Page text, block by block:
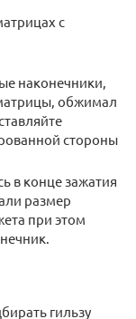
с
наконечники,
обжимал
стороны
в конце зажатия
размер
при этом
гильзу